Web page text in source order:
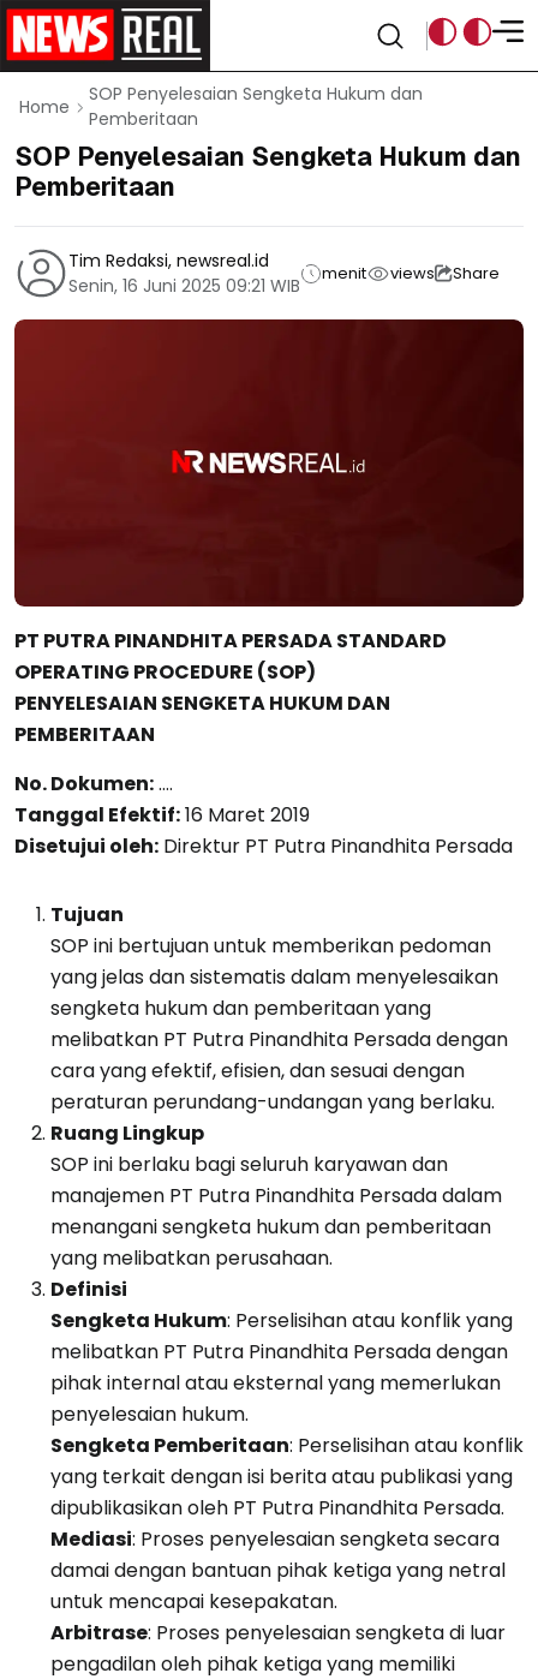
Home
SOP Penyelesaian Sengketa Hukum dan
Pemberitaan
SOP Penyelesaian Sengketa Hukum dan
Pemberitaan
Tim Redaksi, newsreal.id
Senin, 16 Juni 2025 09:21 WIB
menit views Share
PT PUTRA PINANDHITA PERSADA STANDARD
OPERATING PROCEDURE (SOP)
PENYELESAIAN SENGKETA HUKUM DAN
PEMBERITAAN
No. Dokumen:….
Tanggal Efektif:16 Maret 2019
Disetujui oleh: Direktur PT Putra Pinandhita Persada
Tujuan
SOP ini bertujuan untuk memberikan pedoman
yang jelas dan sistematis dalam menyelesaikan
sengketa hukum dan pemberitaan yang
melibatkan PT Putra Pinandhita Persada dengan
cara yang efektif, efisien, dan sesuai dengan
peraturan perundang-undangan yang berlaku.
Ruang Lingkup
SOP ini berlaku bagi seluruh karyawan dan
manajemen PT Putra Pinandhita Persada dalam
menangani sengketa hukum dan pemberitaan
yang melibatkan perusahaan.
Definisi
Sengketa Hukum: Perselisihan atau konflik yang
melibatkan PT Putra Pinandhita Persada dengan
pihak internal atau eksternal yang memerlukan
penyelesaian hukum.
Sengketa Pemberitaan: Perselisihan atau konflik
yang terkait dengan isi berita atau publikasi yang
dipublikasikan oleh PT Putra Pinandhita Persada.
Mediasi: Proses penyelesaian sengketa secara
damai dengan bantuan pihak ketiga yang netral
untuk mencapai kesepakatan.
Arbitrase: Proses penyelesaian sengketa di luar
pengadilan oleh pihak ketiga yang memiliki